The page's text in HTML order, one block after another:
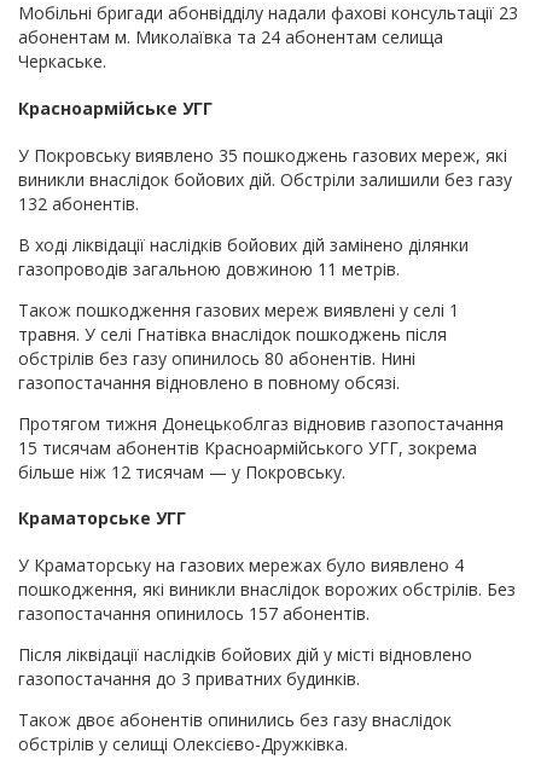
Мобільні бригади абонвідділу надали фахові консультації 23
абонентам м. Миколаївка та 24 абонентам селища
Черкаське.
Красноармійське УГГ
У Покровську виявлено 35 пошкоджень газових мереж, які
виникли внаслідок бойових дій. Обстріли залишили без газу
132 абонентів.
В ході ліквідації наслідків бойових дій замінено ділянки
газопроводів загальною довжиною 11 метрів.
Також пошкодження газових мереж виявлені у селі 1
травня. У селі Гнатівка внаслідок пошкоджень після
обстрілів без газу опинилось 80 абонентів. Нині
газопостачання відновлено в повному обсязі.
Протягом тижня Донецькоблгаз відновив газопостачання
15 тисячам абонентів Красноармійського УГГ, зокрема
більше ніж 12 тисячам — у Покровську.
Краматорське УГГ
У Краматорську на газових мережах було виявлено 4
пошкодження, які виникли внаслідок ворожих обстрілів. Без
газопостачання опинилось 157 абонентів.
Після ліквідації наслідків бойових дій у місті відновлено
газопостачання до 3 приватних будинків.
Також двоє абонентів опинились без газу внаслідок
обстрілів у селищі Олексієво-Дружківка.